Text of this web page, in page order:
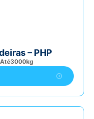
– PHP
Até3000kg